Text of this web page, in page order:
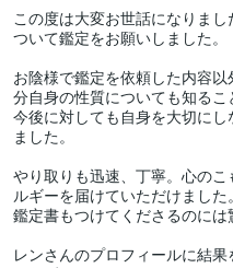
この度は大変お世話になりま
ついて鑑定をお願いしました。
お陰様で鑑定を依頼した内容
分自身の性質についても知るこ
今後に対しても自身を大切に
ました。
やり取りも迅速、丁寧。心の
ルギーを届けていただけました。
鑑定書もつけてくださるのには
レンさんのプロフィールに結